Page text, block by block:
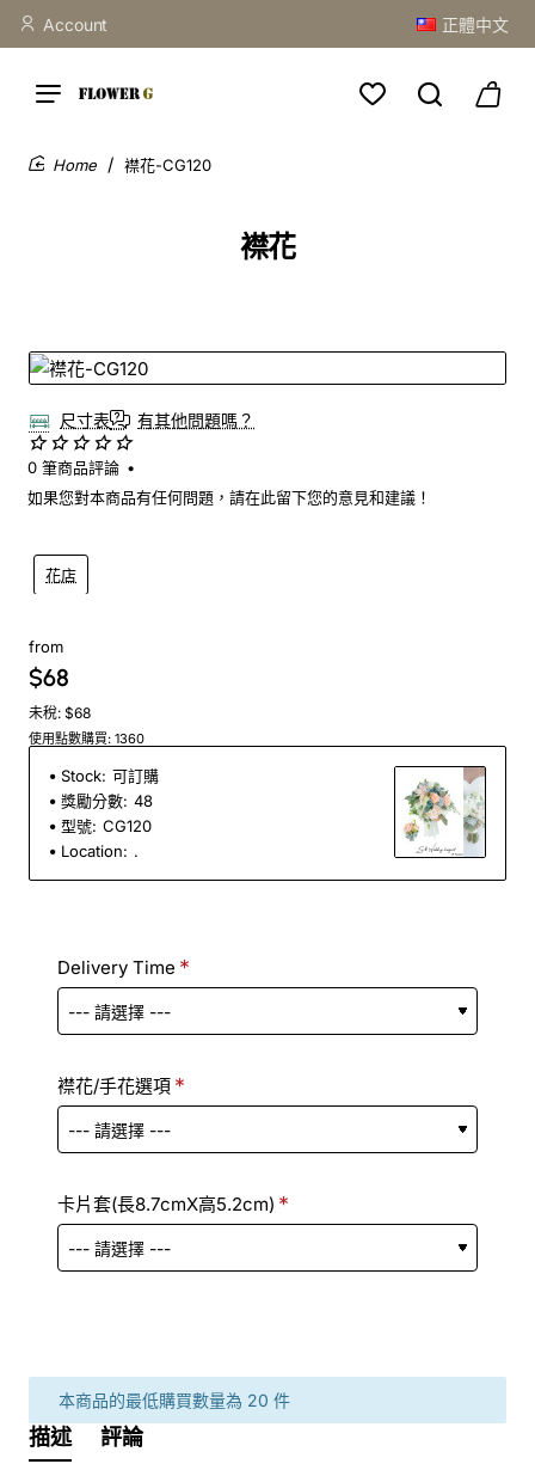
Account 正體中文
襟花
襟花-CG120
尺寸表 有其他問題嗎？
花店
0 筆商品評論 •
如果您對本商品有任何問題，請在此留下您的意見和建議！
from
$68
未稅: $68
使用點數購買: 1360
Stock: 可訂購
獎勵分數: 48
型號: CG120
Location: .
Delivery Time
襟花/手花選項
卡片套(長8.7cmX高5.2cm)
本商品的最低購買數量為 20 件
描述 評論